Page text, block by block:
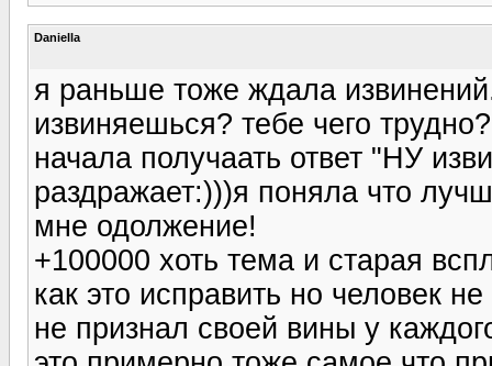
Daniella
я раньше тоже ждала
извиняешься? тебе чего
начала получаать ответ "НУ
раздражает:)))я поняла что
мне одолжение!
+100000 хоть тема и старая
как это исправить но человек
не признал своей вины у